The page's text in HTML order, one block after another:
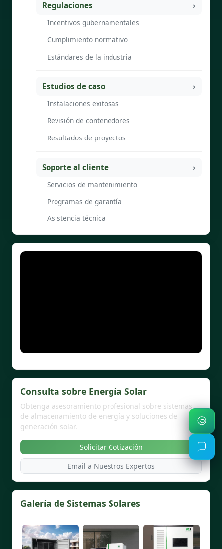
Regulaciones
Incentivos gubernamentales
Cumplimiento normativo
Estándares de la industria
Estudios de caso
Instalaciones exitosas
Revisión de contenedores
Resultados de proyectos
Soporte al cliente
Servicios de mantenimiento
Programas de garantía
Asistencia técnica
Consulta sobre Energía Solar
Obtenga asesoramiento profesional sobre sistemas
de almacenamiento de energía y soluciones de
generación solar.
Solicitar Cotización
Email a Nuestros Expertos
Galería de Sistemas Solares